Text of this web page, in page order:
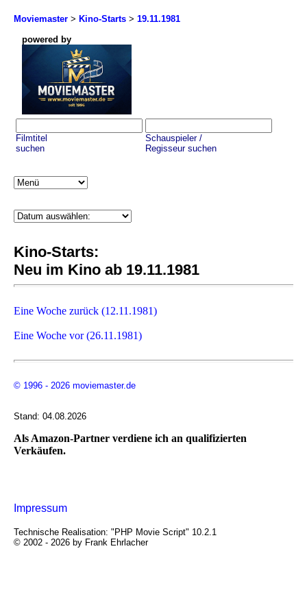
Moviemaster > Kino-Starts > 19.11.1981
powered by
Filmtitel
suchen
Schauspieler /
Regisseur suchen
Kino-Starts:
Neu im Kino ab 19.11.1981
Eine Woche zurück (12.11.1981)
Eine Woche vor (26.11.1981)
© 1996 - 2026 moviemaster.de
Stand: 04.08.2026
Als Amazon-Partner verdiene ich an qualifizierten
Verkäufen.
Impressum
Technische Realisation: "PHP Movie Script" 10.2.1
© 2002 - 2026 by Frank Ehrlacher